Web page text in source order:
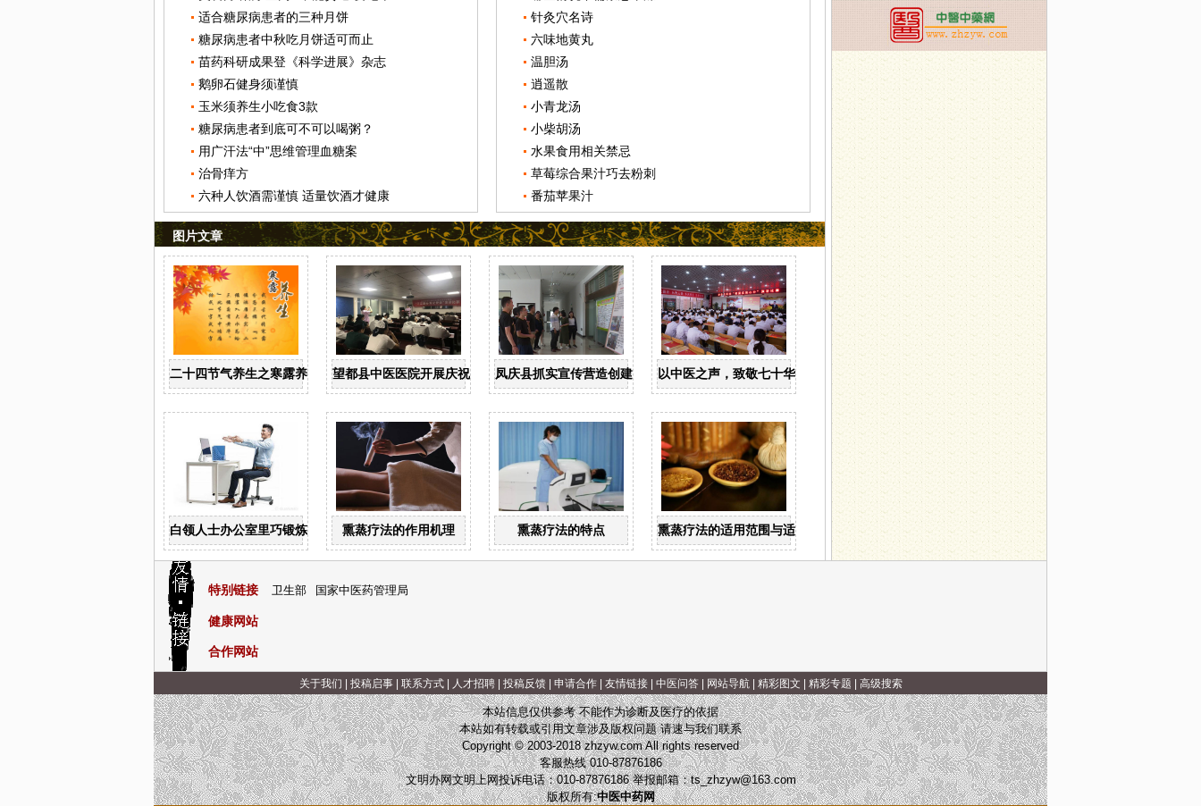
适合糖尿病患者的三种月饼
糖尿病患者中秋吃月饼适可而止
苗药科研成果登《科学进展》杂志
鹅卵石健身须谨慎
玉米须养生小吃食3款
糖尿病患者到底可不可以喝粥？
用广汗法“中”思维管理血糖案
治骨痒方
六种人饮酒需谨慎 适量饮酒才健康
针灸穴名诗
六味地黄丸
温胆汤
逍遥散
小青龙汤
小柴胡汤
水果食用相关禁忌
草莓综合果汁巧去粉刺
番茄苹果汁
图片文章
二十四节气养生之寒露养生 望都县中医医院开展庆祝中华人民共和国成立70周年系列活动
凤庆县抓实宣传营造创建国家卫生县城良好氛围以中医之声，致敬七十华章--涉县中医院举办“祖国在我心中”演讲比赛
白领人士办公室里巧锻炼 熏蒸疗法的作用机理 熏蒸疗法的特点 熏蒸疗法的适用范围与适应证
特别链接 卫生部 国家中医药管理局
健康网站
合作网站
关于我们 投稿启事| 联系方式| 人才招聘| 投稿反馈| 申请合作| 友情链接| 中医问答| 网站导航| 精彩图文 精彩专题 高级搜索
本站信息仅供参考 不能作为诊断及医疗的依据
本站如有转载或引用文章涉及版权问题 请速与我们联系
Copyright © 2003-2018 zhzyw.com All rights reserved
客服热线 010-87876186
文明办网文明上网投诉电话：010-87876186 举报邮箱：ts_zhzyw@163.com
版权所有:中医中药网